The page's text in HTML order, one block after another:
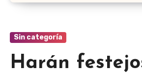
Sin categoría
Harán